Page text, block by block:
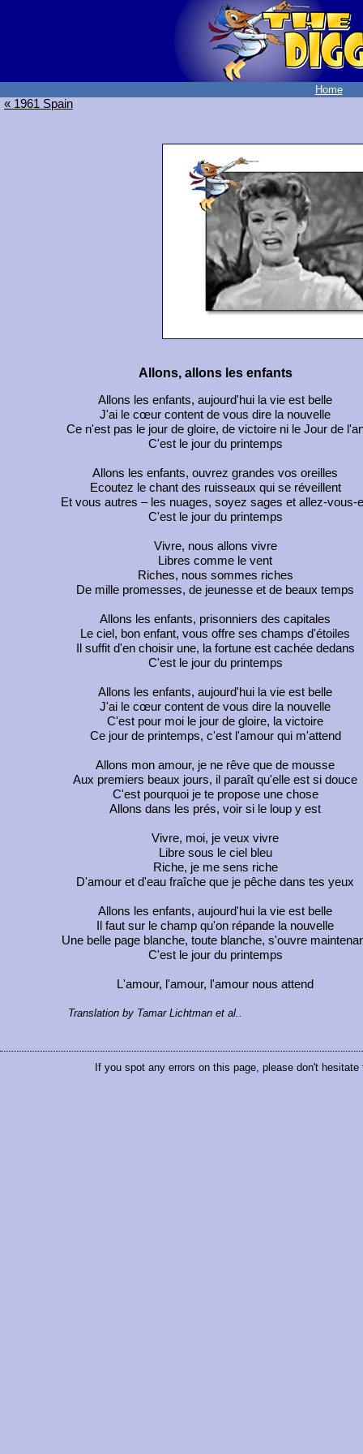
Home
« 1961 Spain
Allons, allons les enfants
Allons les enfants, aujourd'hui la vie est belle
J'ai le cœur content de vous dire la nouvelle
Ce n'est pas le jour de gloire, de victoire ni le Jour de
C'est le jour du printemps
Allons les enfants, ouvrez grandes vos oreilles
Ecoutez le chant des ruisseaux qui se réveillent
Et vous autres – les nuages, soyez sages et allez-vous-
C'est le jour du printemps
Vivre, nous allons vivre
Libres comme le vent
Riches, nous sommes riches
De mille promesses, de jeunesse et de beaux temps
Allons les enfants, prisonniers des capitales
Le ciel, bon enfant, vous offre ses champs d'étoiles
Il suffit d'en choisir une, la fortune est cachée dedans
C'est le jour du printemps
Allons les enfants, aujourd'hui la vie est belle
J'ai le cœur content de vous dire la nouvelle
C'est pour moi le jour de gloire, la victoire
Ce jour de printemps, c'est l'amour qui m'attend
Allons mon amour, je ne rêve que de mousse
Aux premiers beaux jours, il paraît qu'elle est si douce
C'est pourquoi je te propose une chose
Allons dans les prés, voir si le loup y est
Vivre, moi, je veux vivre
Libre sous le ciel bleu
Riche, je me sens riche
D'amour et d'eau fraîche que je pêche dans tes yeux
Allons les enfants, aujourd'hui la vie est belle
Il faut sur le champ qu'on répande la nouvelle
Une belle page blanche, toute blanche, s'ouvre
C'est le jour du printemps
L'amour, l'amour, l'amour nous attend
Translation by Tamar Lichtman et al..
If you spot any errors on this page, please don't